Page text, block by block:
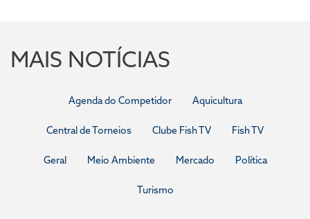
MAIS NOTÍCIAS
Agenda do Competidor Aquicultura
Central de Torneios Clube Fish TV Fish TV
Geral Meio Ambiente Mercado Política
Turismo